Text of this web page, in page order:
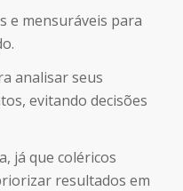
e mensuráveis para
analisar seus
evitando decisões
já que coléricos
resultados em